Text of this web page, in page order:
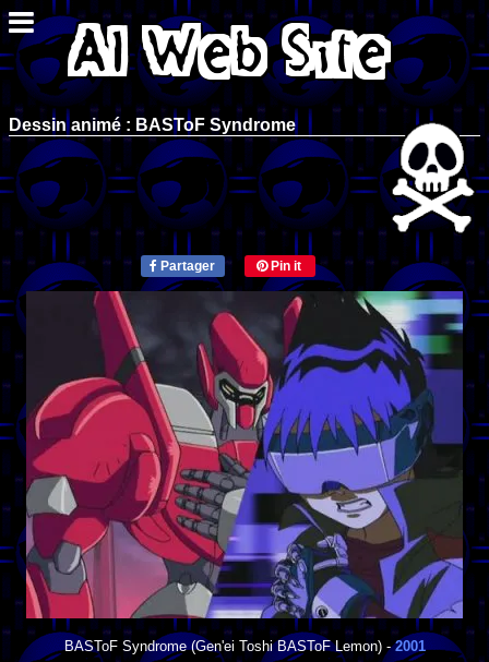
Dessin animé : BASToF Syndrome
Partager Pin it
BASToF Syndrome(Gen'ei Toshi BASToF Lemon) -2001